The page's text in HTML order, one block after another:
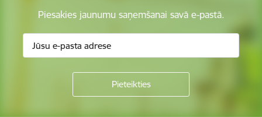
Piesakies jaunumu saņemšanai savā e-pastā.